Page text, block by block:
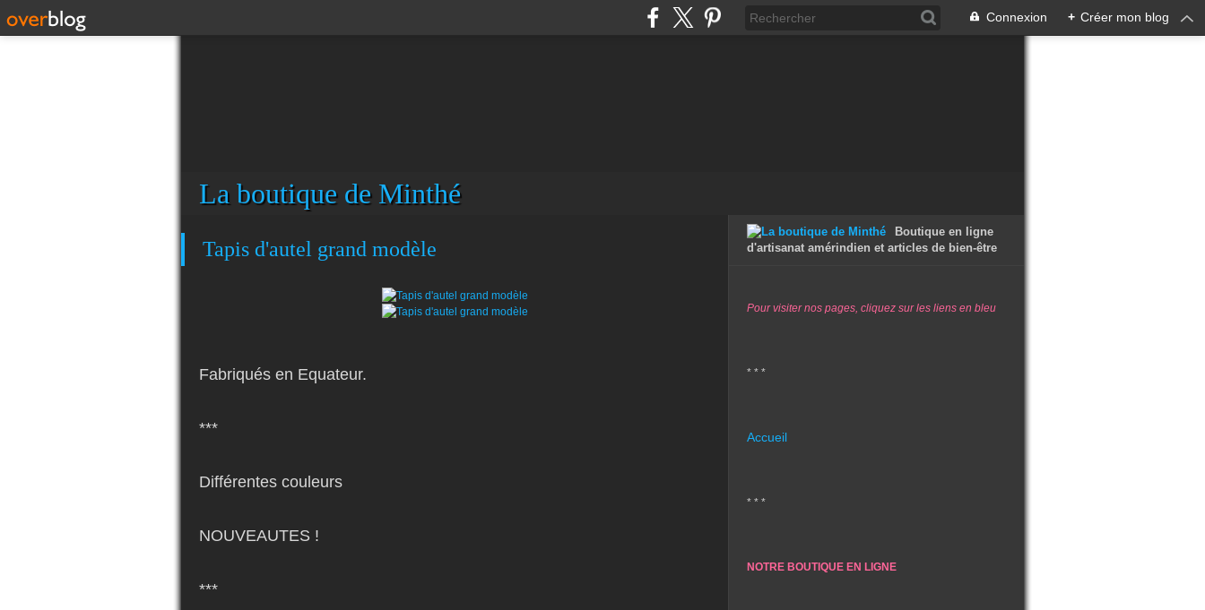
Connexion + Créer mon blog
La boutique de Minthé
Tapis d'autel grand modèle
Fabriqués en Equateur.
***
Différentes couleurs
NOUVEAUTES !
***
Boutique en ligne
d'artisanat amérindien et articles de bien-être
Pour visiter nos pages, cliquez sur les liens en bleu
* * *
Accueil
* * *
NOTRE BOUTIQUE EN LIGNE